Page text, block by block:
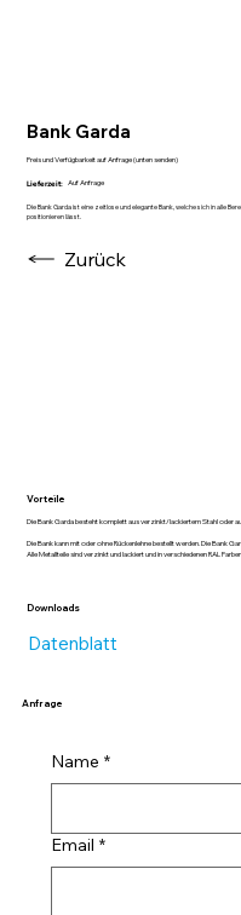
Bank Garda
Die Bank Garda ist eine zeitlose und elegante Bank, welche sich in alle
positionieren lässt.
Zurück
Preis und Verfügbarkeit auf Anfrage (unten senden)
Lieferzeit: Auf Anfrage
Vorteile
Die Bank Garda besteht komplett aus verzinkt/lackiertem Stahl oder
Die Bank kann mit oder ohne Rückenlehne bestellt werden. Die Bank
Alle Metallteile sind verzinkt und lackiert und in verschiedenen RAL
Downloads
Datenblatt
Anfrage
Name *
Email *